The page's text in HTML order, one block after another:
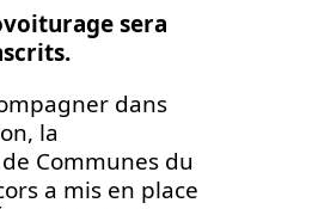
sera
dans
la
Communes du
a mis en place